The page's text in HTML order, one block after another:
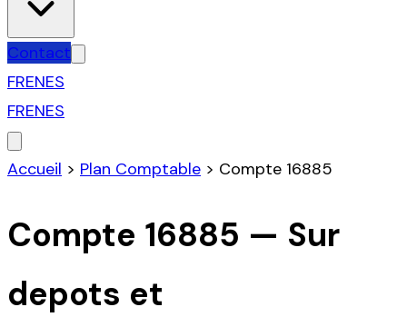
Contact
FRENES
FRENES
Accueil > Plan Comptable > Compte 16885
Compte 16885 — Sur
depots et